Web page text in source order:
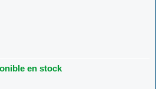
en stock